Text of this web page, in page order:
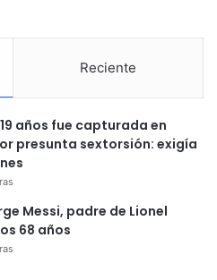
Reciente
años fue capturada en
presunta sextorsión: exigía
Messi, padre de Lionel
68 años